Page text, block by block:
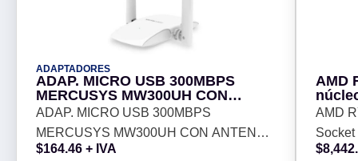
ADAPTADORES
ADAP. MICRO USB 300MBPS
MERCUSYS MW300UH CON
ANTENAS DE ALTA GANANCIA
PARA PROPORCIONAR
CONEXIONES MÁS RÁPIDAS -
ADAP. MICRO USB 300MBPS
MERCUSYS MW300UH CON ANTENAS
DE ALTA GANANCIA PARA
$164.46 + IVA
AMD
AMD
Socket
$